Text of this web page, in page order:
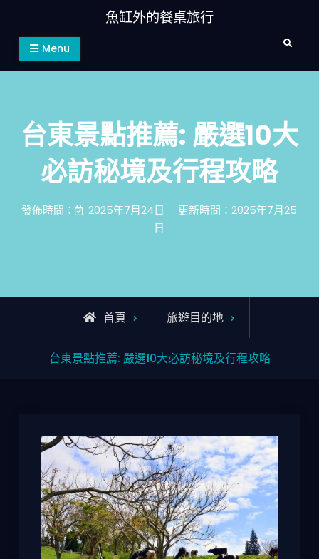
content
魚缸外的餐桌旅行
Menu Search
台東景點推薦: 嚴選10大
必訪秘境及行程攻略
發佈時間： 2025年7月24日
更新時間：2025年7月25
日
首頁 旅遊目的地
台東景點推薦: 嚴選10大必訪秘境及行程攻略